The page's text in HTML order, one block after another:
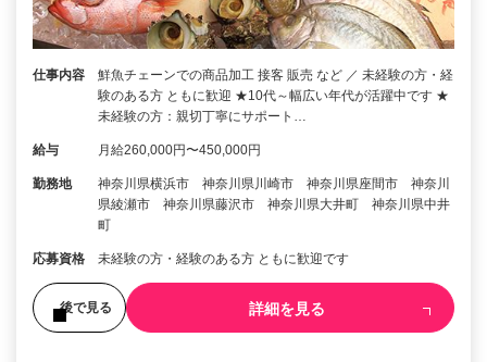
仕事内容
鮮魚チェーンでの商品加工 接客 販売 など ／ 未経験の方・経
験のある方 ともに歓迎 ★10代～幅広い年代が活躍中です ★
未経験の方：親切丁寧にサポート…
給与 月給260,000円〜450,000円
勤務地
神奈川県横浜市 神奈川県川崎市 神奈川県座間市 神奈川
県綾瀬市 神奈川県藤沢市 神奈川県大井町 神奈川県中井
町
応募資格 未経験の方・経験のある方 ともに歓迎です
後で見る 詳細を見る